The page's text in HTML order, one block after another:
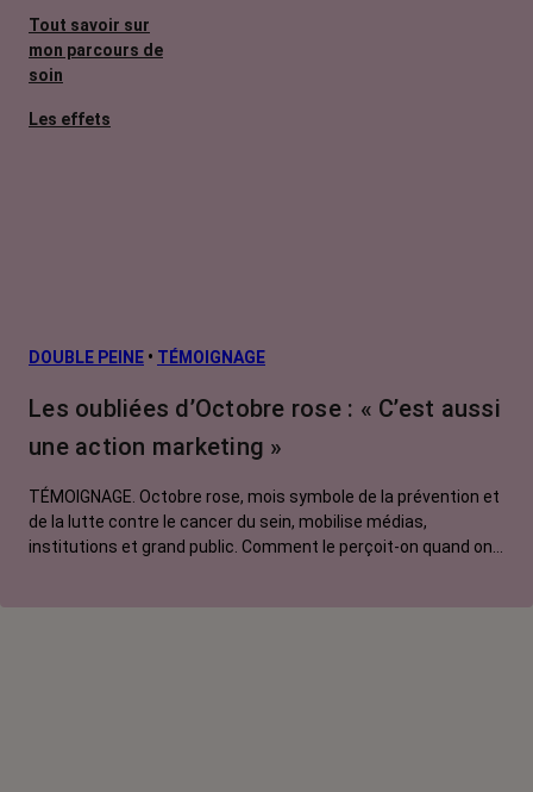
Tout savoir sur
mon parcours de
soin
Les effets
L’après cancer
Traitements
contre le cancer
DOUBLE PEINE • TÉMOIGNAGE
Les oubliées d’Octobre rose : « C’est aussi
une action marketing »
TÉMOIGNAGE. Octobre rose, mois symbole de la prévention et
de la lutte contre le cancer du sein, mobilise médias,
institutions et grand public. Comment le perçoit-on quand on